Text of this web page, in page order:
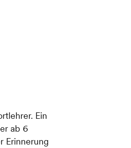
Ein
ab 6
Erinnerung